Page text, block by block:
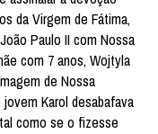
da Virgem de Fátima,
Paulo II com Nossa
com 7 anos, Wojtyla
de Nossa
Karol desabafava
como se o fizesse